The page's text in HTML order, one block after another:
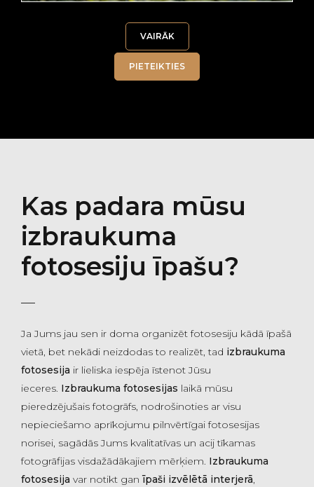
VAIRĀK
PIETEIKTIES
Kas padara mūsu
izbraukuma
fotosesiju īpašu?
Ja Jums jau sen ir doma organizēt fotosesiju kādā īpašā
vietā, bet nekādi neizdodas to realizēt, tad izbraukuma
fotosesija ir lieliska iespēja īstenot Jūsu
ieceres. Izbraukuma fotosesijas laikā mūsu
pieredzējušais fotogrāfs, nodrošinoties ar visu
nepieciešamo aprīkojumu pilnvērtīgai fotosesijas
norisei, sagādās Jums kvalitatīvas un acij tīkamas
fotogrāfijas visdažādākajiem mērķiem. Izbraukuma
fotosesija var notikt gan īpaši izvēlētā interjerā,